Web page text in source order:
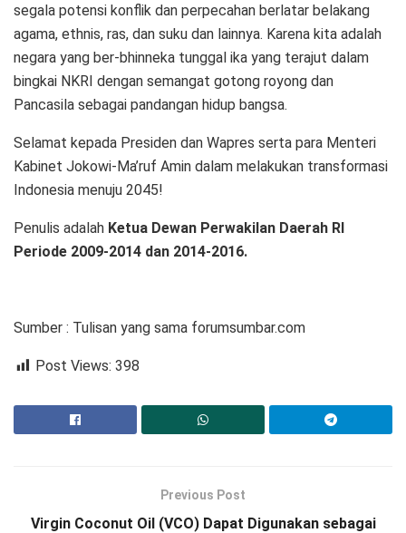
segala potensi konflik dan perpecahan berlatar belakang
agama, ethnis, ras, dan suku dan lainnya. Karena kita adalah
negara yang ber-bhinneka tunggal ika yang terajut dalam
bingkai NKRI dengan semangat gotong royong dan
Pancasila sebagai pandangan hidup bangsa.
Selamat kepada Presiden dan Wapres serta para Menteri
Kabinet Jokowi-Ma’ruf Amin dalam melakukan transformasi
Indonesia menuju 2045!
Penulis adalah Ketua Dewan Perwakilan Daerah RI
Periode 2009-2014 dan 2014-2016.
Sumber : Tulisan yang sama forumsumbar.com
Post Views: 398
Previous Post
Virgin Coconut Oil (VCO) Dapat Digunakan sebagai